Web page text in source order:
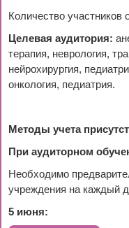
Количество
Целевая аудитория:
терапия, неврология,
нейрохирургия,
онкология, педиатрия.
Методы учета
При аудиторном
Необходимо
учреждения на каждый
5 июня: